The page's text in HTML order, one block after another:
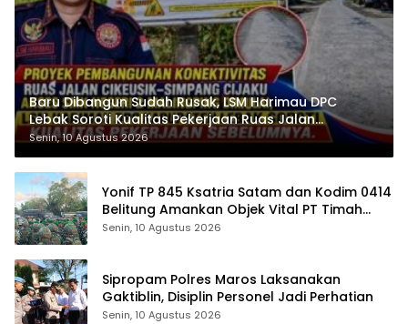
Baru Dibangun Sudah Rusak, LSM Harimau DPC
Lebak Soroti Kualitas Pekerjaan Ruas Jalan
Cikeusik-Simpang Cijaku
Senin, 10 Agustus 2026
Yonif TP 845 Ksatria Satam dan Kodim 0414
Belitung Amankan Objek Vital PT Timah
Saat Aksi Penambang
Senin, 10 Agustus 2026
Sipropam Polres Maros Laksanakan
Gaktiblin, Disiplin Personel Jadi Perhatian
Senin, 10 Agustus 2026